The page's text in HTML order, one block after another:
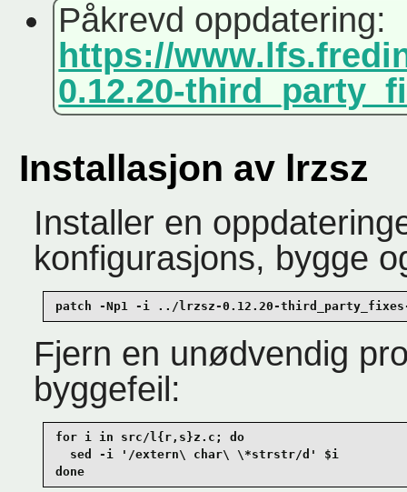
Påkrevd oppdatering:
https://
0.12.20-
Installasjon av lrzsz
Installer en
konfigurasjons, bygge
patch -Np1 -i ../lrzsz-0.12.20-
Fjern en unødvendig
byggefeil:
for i in src/l{r,s}z.c; do
  sed -i '/extern\ char\ \*strstr/d' $i
done